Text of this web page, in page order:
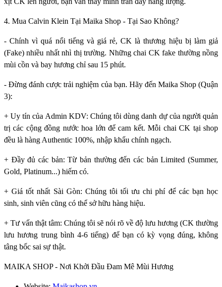
4. Mua Calvin Klein Tại Maika Shop - Tại Sao Không?
- Chính vì quá nổi tiếng và giá rẻ, CK là thương hiệu bị làm giả
(Fake) nhiều nhất nhì thị trường. Những chai CK fake thường nồng
mùi cồn và bay hương chỉ sau 15 phút.
- Đừng đánh cược trải nghiệm của bạn. Hãy đến Maika Shop (Quận
3):
+ Uy tín của Admin KDV: Chúng tôi dùng danh dự của người quản
trị các cộng đồng nước hoa lớn để cam kết. Mỗi chai CK tại shop
đều là hàng Authentic 100%, nhập khẩu chính ngạch.
+ Đầy đủ các bản: Từ bản thường đến các bản Limited (Summer,
Gold, Platinum...) hiếm có.
+ Giá tốt nhất Sài Gòn: Chúng tôi tối ưu chi phí để các bạn học
sinh, sinh viên cũng có thể sở hữu hàng hiệu.
+ Tư vấn thật tâm: Chúng tôi sẽ nói rõ về độ lưu hương (CK thường
lưu hương trung bình 4-6 tiếng) để bạn có kỳ vọng đúng, không
tâng bốc sai sự thật.
MAIKA SHOP - Nơi Khởi Đầu Đam Mê Mùi Hương